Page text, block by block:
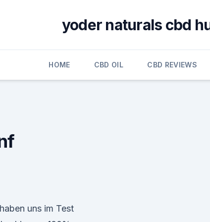
yoder naturals cbd
HOME CBD OIL CBD REVIEWS
uns im Test